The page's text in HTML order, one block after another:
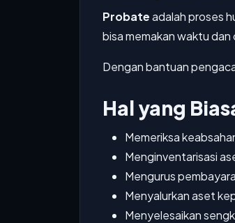
Probateadalah proses
bisa memakan waktu
Dengan bantuan
Hal yang
Memeriksa
Menginventarisasi
Mengurus
Menyalurkan aset
Menyelesaikan